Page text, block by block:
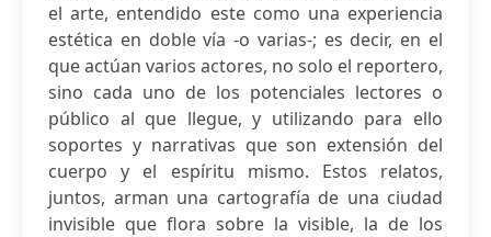
el arte, entendido este como una experiencia
estética en doble vía -o varias-; es decir, en el
que actúan varios actores, no solo el reportero,
sino cada uno de los potenciales lectores o
público al que llegue, y utilizando para ello
soportes y narrativas que son extensión del
cuerpo y el espíritu mismo. Estos relatos,
juntos, arman una cartografía de una ciudad
invisible que flora sobre la visible, la de los